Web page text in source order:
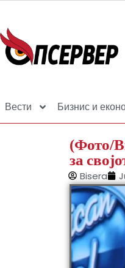
Вести Бизнис и
(Фото/
за
Bisera